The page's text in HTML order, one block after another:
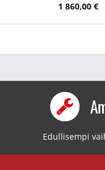
1 860,00 €
Edullisempi